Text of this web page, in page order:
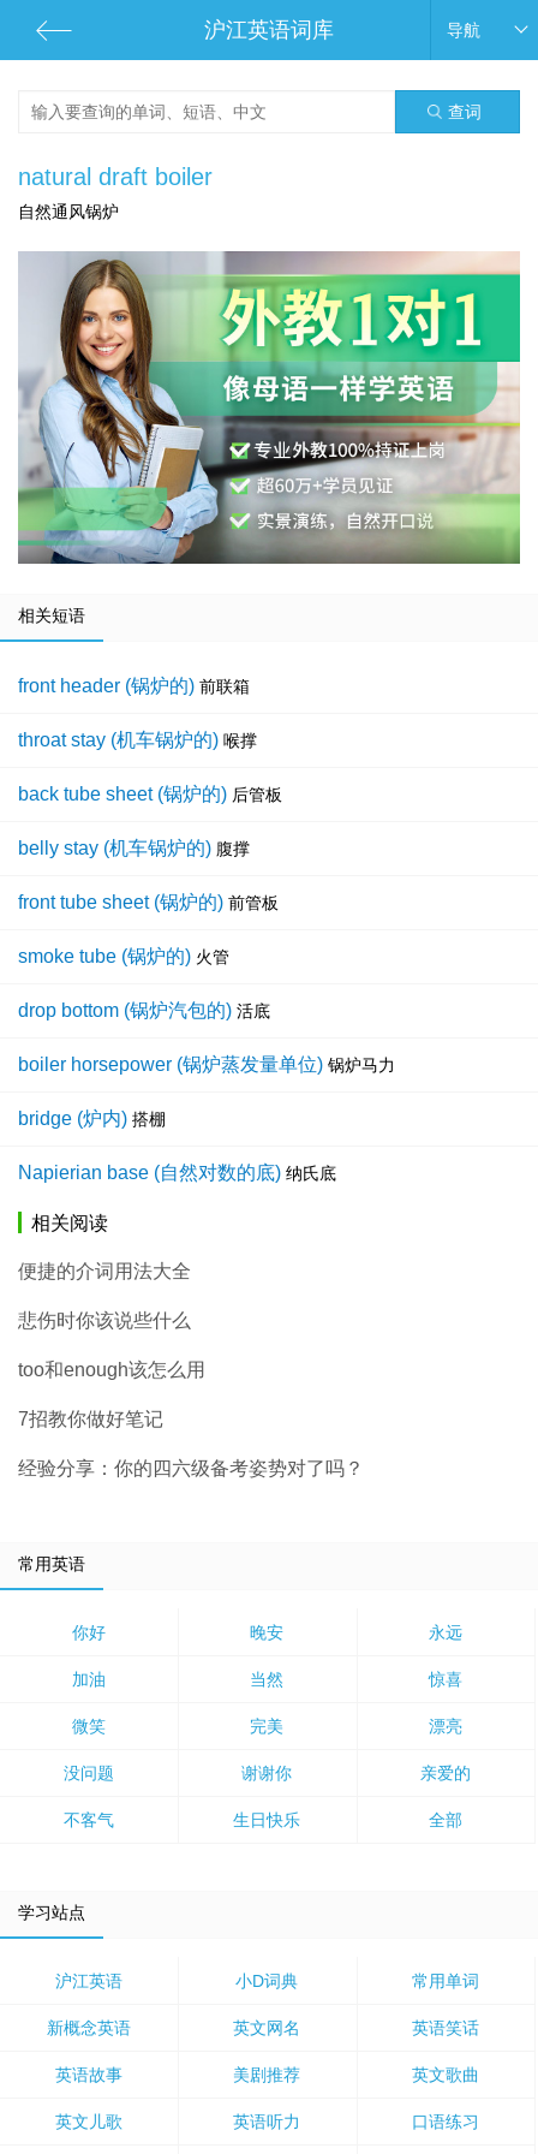
沪江英语词库 导航
查词
natural draft boiler
自然通风锅炉
相关短语
front header (锅炉的) 前联箱
throat stay (机车锅炉的) 喉撑
back tube sheet (锅炉的) 后管板
belly stay (机车锅炉的) 腹撑
front tube sheet (锅炉的) 前管板
smoke tube (锅炉的) 火管
drop bottom (锅炉汽包的) 活底
boiler horsepower (锅炉蒸发量单位) 锅炉马力
bridge (炉内) 搭棚
Napierian base (自然对数的底) 纳氏底
相关阅读
便捷的介词用法大全
悲伤时你该说些什么
too和enough该怎么用
7招教你做好笔记
经验分享：你的四六级备考姿势对了吗？
常用英语
你好 晚安 永远
加油 当然 惊喜
微笑 完美 漂亮
没问题 谢谢你 亲爱的
不客气 生日快乐 全部
学习站点
沪江英语 小D词典 常用单词
新概念英语 英文网名 英语笑话
英语故事 美剧推荐 英文歌曲
英文儿歌 英语听力 口语练习